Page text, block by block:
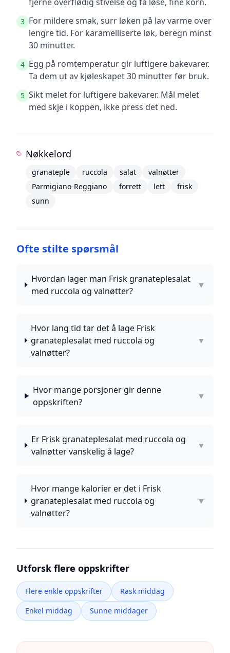
3 For mildere smak, surr løken på lav varme over
lengre tid. For karamelliserte løk, beregn minst
30 minutter.
4 Egg på romtemperatur gir luftigere bakevarer.
Ta dem ut av kjøleskapet 30 minutter før bruk.
5 Sikt melet for luftigere bakevarer. Mål melet
med skje i koppen, ikke press det ned.
Nøkkelord
granateple ruccola salat
valnøtter
Parmigiano-Reggiano
forrett lett
frisk
sunn
Ofte stilte spørsmål
Hvordan lager man Frisk granateplesalat
med ruccola og valnøtter?
▼
Hvor lang tid tar det å lage Frisk
granateplesalat med ruccola og
valnøtter?
▼
Hvor mange porsjoner gir denne
oppskriften?
▼
Er Frisk granateplesalat med ruccola og
valnøtter vanskelig å lage?
▼
Hvor mange kalorier er det i Frisk
granateplesalat med ruccola og
valnøtter?
▼
Utforsk flere oppskrifter
Flere enkle oppskrifter
Rask middag
Enkel middag
Sunne middager